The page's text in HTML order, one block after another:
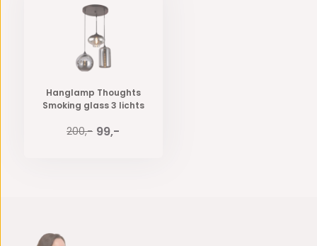
Hanglamp Thoughts
Smoking glass 3 lichts
200,- 99,-